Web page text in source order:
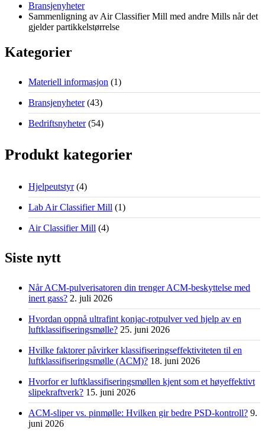
Bransjenyheter
Sammenligning av Air Classifier Mill med andre Mills når det
gjelder partikkelstørrelse
Kategorier
Materiell informasjon (1)
Bransjenyheter(43)
Bedriftsnyheter(54)
Produkt kategorier
Hjelpeutstyr (4)
Lab Air Classifier Mill (1)
Air Classifier Mill (4)
Siste nytt
Når ACM-pulverisatoren din trenger ACM-beskyttelse med
inert gass? 2. juli 2026
Hvordan oppnå ultrafint konjac-rotpulver ved hjelp av en
luftklassifiseringsmølle? 25. juni 2026
Hvilke faktorer påvirker klassifiseringseffektiviteten til en
luftklassifiseringsmølle (ACM)? 18. juni 2026
Hvorfor er luftklassifiseringsmøllen kjent som et høyeffektivt
slipekraftverk? 15. juni 2026
ACM-sliper vs. pinmølle: Hvilken gir bedre PSD-kontroll? 9.
juni 2026